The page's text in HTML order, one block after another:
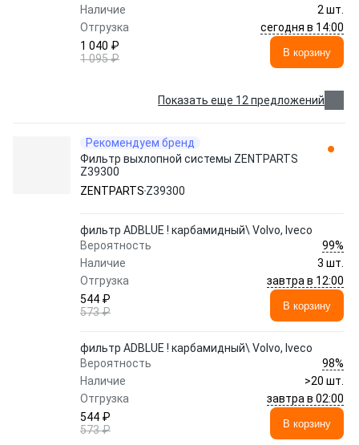
Наличие
2 шт.
Отгрузка
сегодня в 14:00
1 040 ₽
1 095 ₽
В корзину
Показать еще 12 предложений
Рекомендуем бренд
Фильтр выхлопной системы ZENTPARTS
Z39300
ZENTPARTS Z39300
фильтр ADBLUE ! карбамидный\ Volvo, Iveco
Вероятность
99%
Наличие
3 шт.
Отгрузка
завтра в 12:00
544 ₽
573 ₽
В корзину
фильтр ADBLUE ! карбамидный\ Volvo, Iveco
Вероятность
98%
Наличие
>20 шт.
Отгрузка
завтра в 02:00
544 ₽
573 ₽
В корзину